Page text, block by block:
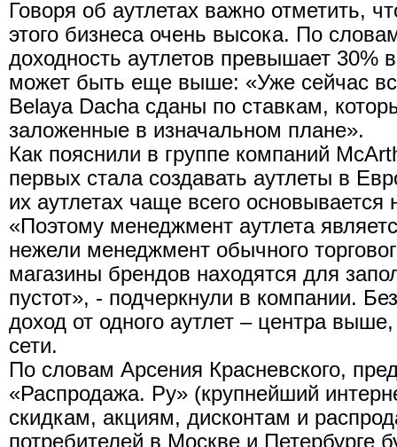
Говоря об аутлетах важно отметить,
этого бизнеса очень высока. По
доходность аутлетов превышает 30%
может быть еще выше: «Уже сейчас
Belaya Dacha сданы по ставкам,
заложенные в изначальном плане».
Как пояснили в группе компаний
первых стала создавать аутлеты в
их аутлетах чаще всего основывается
«Поэтому менеджмент аутлета
нежели менеджмент обычного
магазины брендов находятся для
пустот», - подчеркнули в компании.
доход от одного аутлет – центра
сети.
По словам Арсения Красневского,
«Распродажа. Ру» (крупнейший
скидкам, акциям, дисконтам и
потребителей в Москве и Петербурге